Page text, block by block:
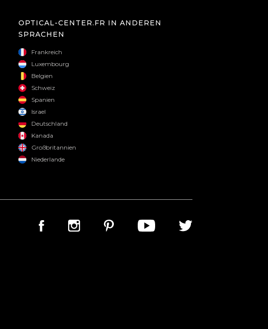
OPTICAL-CENTER.FR IN ANDEREN
SPRACHEN
Frankreich
Luxembourg
Belgien
Schweiz
Spanien
Israel
Deutschland
Kanada
Großbritannien
Niederlande